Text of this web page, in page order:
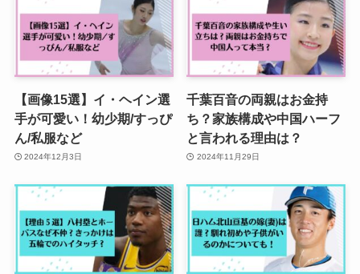
【画像15選】イ・ヘイン選
手が可愛い！幼少期/すっぴ
ん/私服など
2024年12月3日
千葉百音の両親はお金持
ち？家族構成や中国ハーフ
と言われる理由は？
2024年11月29日